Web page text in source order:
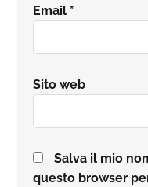
Email *
Sito web
Salva il mio
questo browser